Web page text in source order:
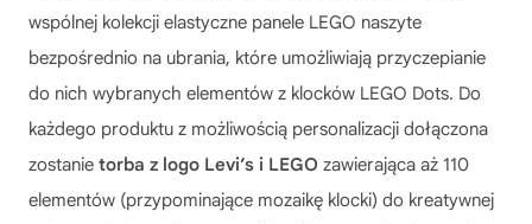
wspólnej kolekcji elastyczne panele LEGO naszyte
bezpośrednio na ubrania, które umożliwiają przyczepianie
do nich wybranych elementów z klocków LEGO Dots. Do
każdego produktu z możliwością personalizacji dołączona
zostanie torba z logo Levi’s i LEGO zawierająca aż 110
elementów (przypominające mozaikę klocki) do kreatywnej